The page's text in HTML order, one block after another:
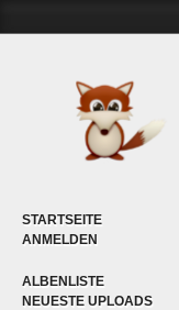
STARTSEITE
ANMELDEN
ALBENLISTE
NEUESTE UPLOADS